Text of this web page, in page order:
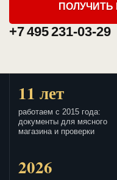
ПОЛУЧИТЬ
+7 495 231-03-29
11 лет
работаем с 2015 года:
документы для мясного
магазина и проверки
2026